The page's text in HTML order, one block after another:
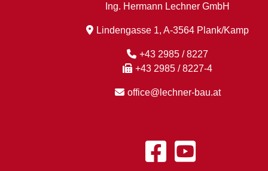
Ing. Hermann Lechner GmbH
Lindengasse 1, A-3564 Plank/Kamp
+43 2985 / 8227
+43 2985 / 8227-4
office@lechner-bau.at